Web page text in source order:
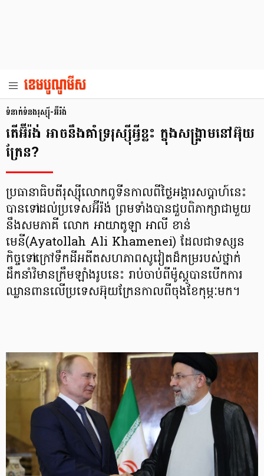
ទំនាក់ទំនងរុស្ស៊ី-អ៊ីរ៉ង់
តើអ៊ីរ៉ង់ អាចនឹងគាំទ្ររុស្ស៊ីអ្វីខ្លះ ក្នុងសង្គ្រាមនៅអ៊ុយ
ក្រែន?
ប្រធានាធិបតីរុស្ស៊ីលោកពូទីនកាលពីថ្ងៃអង្គារសប្តាហ៍នេះ
បានទៅដល់ប្រទេសអ៊ីរ៉ង់ ព្រមទាំងបានជួបពិភាក្សាជាមួយ
នឹងសមភាគី លោក អាយាតូឡា អាលី ខាន់
មេនី(Ayatollah Ali Khamenei) ដែលជាទស្សន
កិច្ចទៅក្រៅទឹកដីអតីតសហភាពសូវៀតដ៏កម្ររបស់ថ្នាក់
ដឹកនាំវិមានក្រឹមឡាំងរូបនេះ រាប់ចាប់ពីម៉ូស្គូបានបើកការ
ឈ្លានពានលើប្រទេសអ៊ុយក្រែនកាលពីចុងខែកុម្ភៈមក។